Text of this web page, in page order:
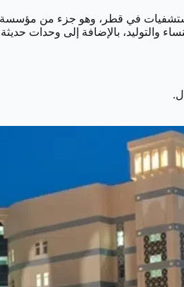
في قطر، وهو جزء من مؤسسة
والتوليد، بالإضافة إلى وحدات